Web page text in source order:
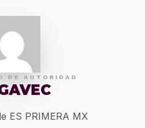
DE AUTORIDAD
ES PRIMERA MX